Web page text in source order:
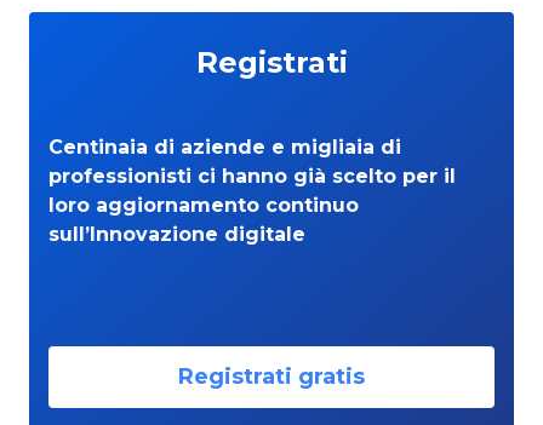
Registrati
Centinaia di aziende e migliaia di
professionisti ci hanno già scelto per il
loro aggiornamento continuo
sull’Innovazione digitale
Registrati gratis